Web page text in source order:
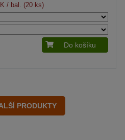
/ bal. (20 ks)
Do košíku